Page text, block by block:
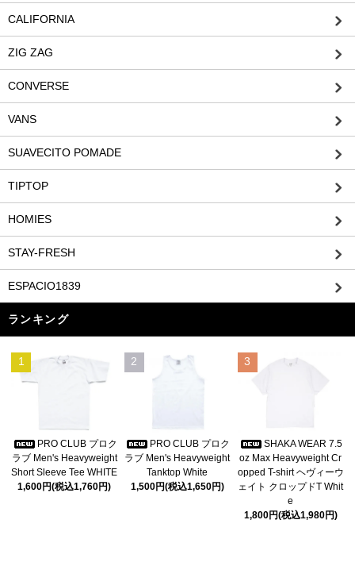
CALIFORNIA
ZIG ZAG
CONVERSE
VANS
SUAVECITO POMADE
TIPTOP
HOMIES
STAY-FRESH
ESPACIO1839
ランキング
1
PRO CLUB プロク
ラブ Men's Heavyweight
Short Sleeve Tee WHITE
1,600円(税込1,760円)
2
PRO CLUB プロク
ラブ Men's Heavyweight
Tanktop White
1,500円(税込1,650円)
3
SHAKA WEAR 7.5
oz Max Heavyweight Cr
opped T-shirt ヘヴィーウ
ェイト クロップドT Whit
e
1,800円(税込1,980円)